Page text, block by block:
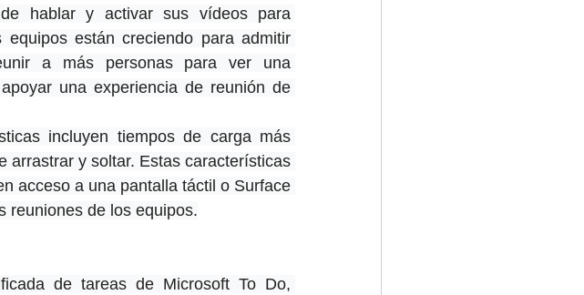
hablar y activar sus vídeos para
están creciendo para admitir
a más personas para ver una
una experiencia de reunión de
incluyen tiempos de carga más
arrastrar y soltar. Estas características
acceso a una pantalla táctil o Surface
reuniones de los equipos.
de tareas de Microsoft To Do,